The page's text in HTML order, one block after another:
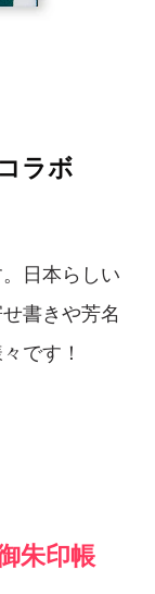
ラボ
日本らしい
書きや芳名
です！
朱印帳